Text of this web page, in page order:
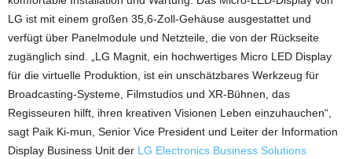
LG ist mit einem großen 35,6-Zoll-Gehäuse ausgestattet und
verfügt über Panelmodule und Netzteile, die von der Rückseite
zugänglich sind. „LG Magnit, ein hochwertiges Micro LED Display
für die virtuelle Produktion, ist ein unschätzbares Werkzeug für
Broadcasting-Systeme, Filmstudios und XR-Bühnen, das
Regisseuren hilft, ihren kreativen Visionen Leben einzuhauchen“,
sagt Paik Ki-mun, Senior Vice President und Leiter der Information
Display Business Unit der LG Electronics Business Solutions